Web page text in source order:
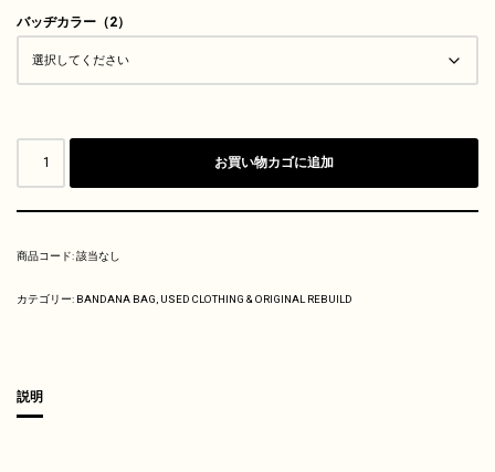
バッヂカラー（2）
お買い物カゴに追加
商品コード:該当なし
カテゴリー: BANDANA BAG USED CLOTHING & ORIGINAL REBUILD
説明